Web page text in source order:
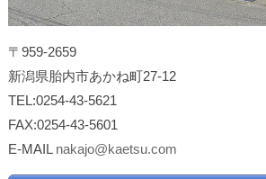
〒959-2659
新潟県胎内市あかね町27-12
TEL:0254-43-5621
FAX:0254-43-5601
E-MAIL nakajo@kaetsu.com